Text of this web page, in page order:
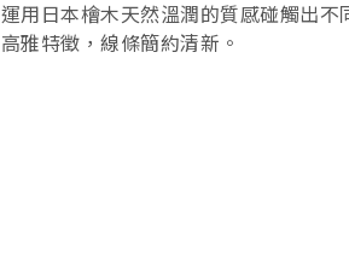
運用日本檜木天然溫潤的質感碰觸出不
高雅特徵，線條簡約清新。